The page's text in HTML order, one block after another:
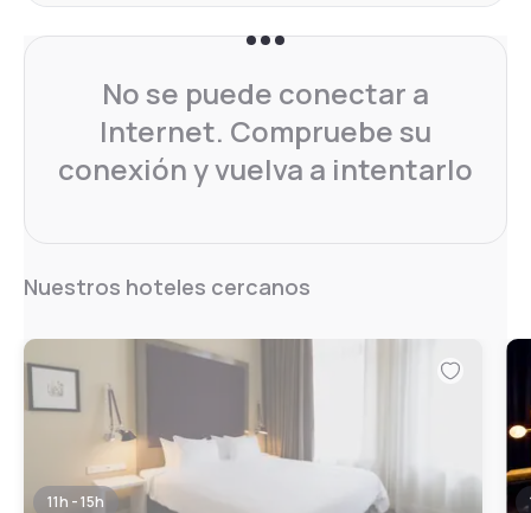
No se puede conectar a
Internet. Compruebe su
conexión y vuelva a intentarlo
Nuestros hoteles cercanos
11h - 15h